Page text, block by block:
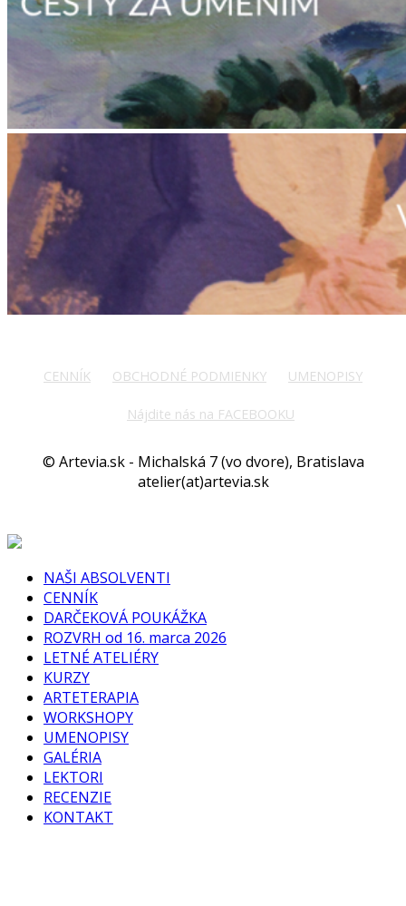
CENNÍK OBCHODNÉ PODMIENKY UMENOPISY
Nájdite nás na FACEBOOKU
© Artevia.sk - Michalská 7 (vo dvore), Bratislava
atelier(at)artevia.sk
NAŠI ABSOLVENTI
CENNÍK
DARČEKOVÁ POUKÁŽKA
ROZVRH od 16. marca 2026
LETNÉ ATELIÉRY
KURZY
ARTETERAPIA
WORKSHOPY
UMENOPISY
GALÉRIA
LEKTORI
RECENZIE
KONTAKT